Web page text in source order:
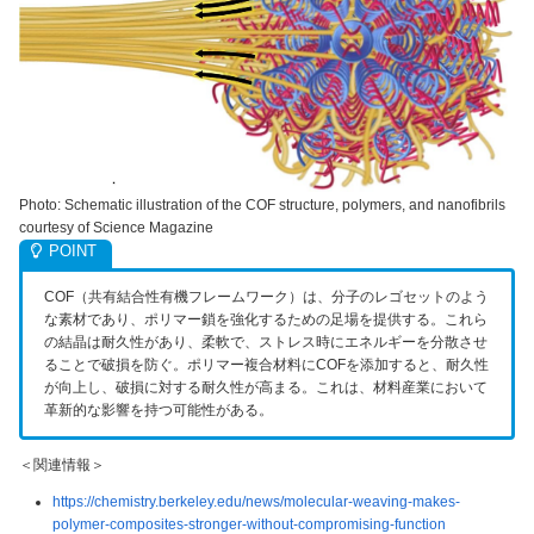
Photo: Schematic illustration of the COF structure, polymers, and nanofibrils
courtesy of Science Magazine
COF（共有結合性有機フレームワーク）は、分子のレゴセットのよう
な素材であり、ポリマー鎖を強化するための足場を提供する。これら
の結晶は耐久性があり、柔軟で、ストレス時にエネルギーを分散させ
ることで破損を防ぐ。ポリマー複合材料にCOFを添加すると、耐久性
が向上し、破損に対する耐久性が高まる。これは、材料産業において
革新的な影響を持つ可能性がある。
＜関連情報＞
https://chemistry.berkeley.edu/news/molecular-weaving-makes-
polymer-composites-stronger-without-compromising-function